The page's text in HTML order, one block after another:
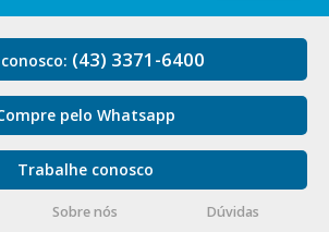
(43) 3371-6400
pelo Whatsapp
Trabalhe conosco
Sobre nós Dúvidas